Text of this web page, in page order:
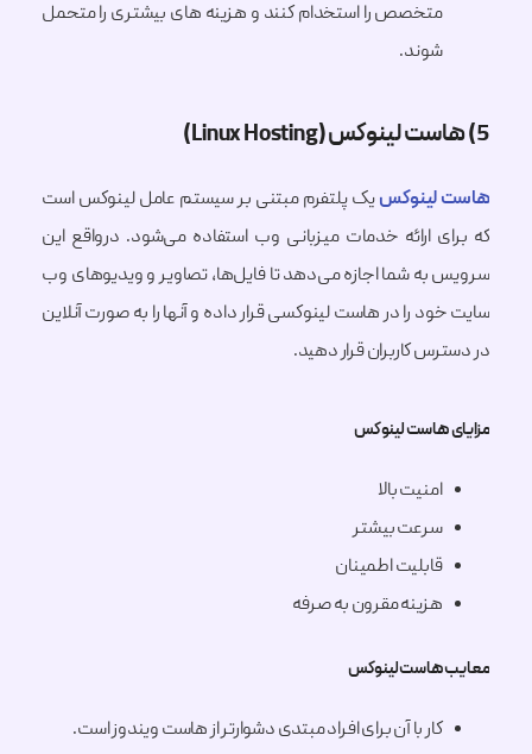
متخصص را استخدام کنند و هزینه های بیشتری را متحمل
یک پلتفرم مبتنی بر سیستم عامل لینوکس است
ارائه خدمات میزبانی وب استفاده می‌شود. درواقع این
شما اجازه می‌دهد تا فایل‌‌ها، تصاویر و ویدیو‌های وب
را در هاست لینوکسی قرار داده و آنها را به صورت آنلاین
کاربران قرار دهید.
هاست لینوکس
سرعت بیشتر
قابلیت اطمینان
هزینه مقرون به صرفه
لینوکس
کار با آن برای افراد مبتدی دشوارتر از هاست ویندوز است.